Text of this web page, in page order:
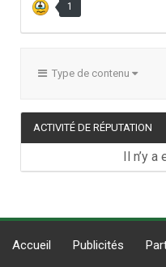
1
Type de contenu
ACTIVITÉ DE RÉPUTATION
Il n’y
Accueil Publicités